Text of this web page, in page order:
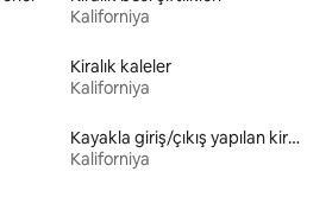
Kaliforniya
Kiralık kaleler
Kaliforniya
Kayakla giriş/çıkış yapılan kiralık yerler
Kaliforniya